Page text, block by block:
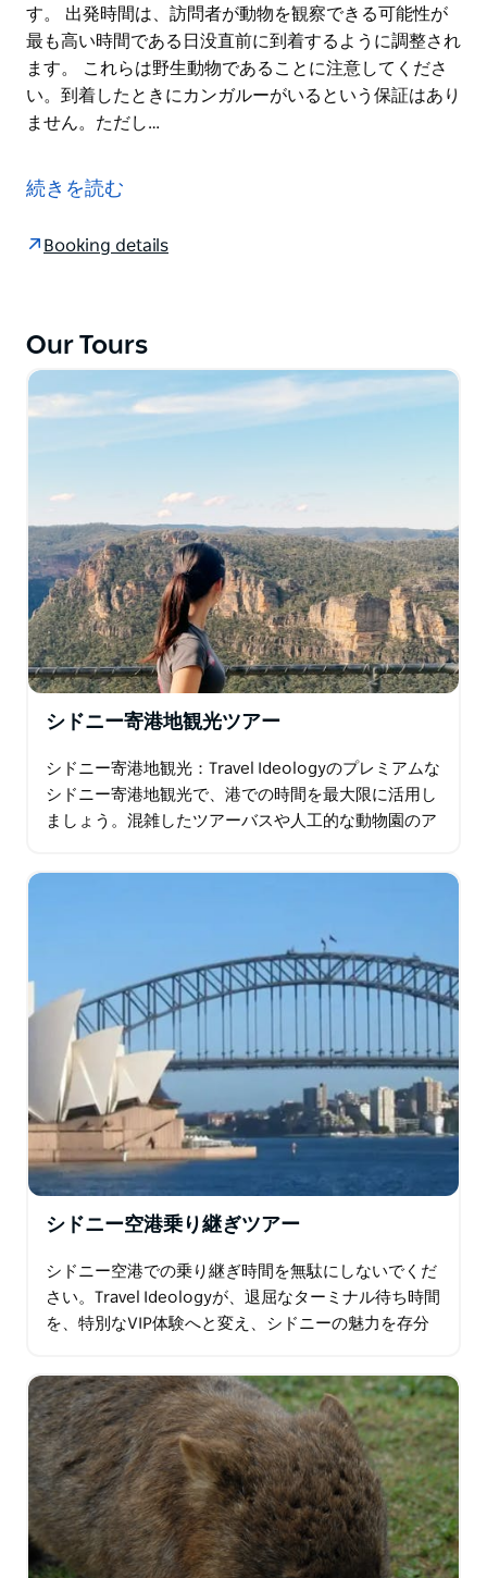
す。 出発時間は、訪問者が動物を観察できる可能性が
最も高い時間である日没直前に到着するように調整され
ます。 これらは野生動物であることに注意してくださ
い。到着したときにカンガルーがいるという保証はあり
ません。ただし…
カンガルーで知られる地域を探索します。彼らはブルー
マウンテンズやアウターシドニー、あるいはその代わり
ガルーが遊んだり、食べたり、伸びたり、引っ掻いた
る機会があるかもしれません。ガイドがオスとメスの見
分け方を教えてくれるので、これらの高度に知的な動物
について多くの興味深い事実を学ぶことができます。歩
き回ったり、彼らのふざけた行動を観察したり、写真を
への返却が含まれます。
出発時間は、訪問者が動物を観察できる可能性が最も高
い時間である日没直前に到着するように調整されます。
これらは野生動物であることに注意してください。到着
したときにカンガルーがいるという保証はありません。
ただし、カンガルーがいない場合は、別の機会に無料で
界中の人々に愛されています。このオーストラリアの象
徴であるこの自然の生息地を見なければ、シドニーへの
旅は完了しません。
続きを読む
Booking details
Our Tours
シドニー寄港地観光ツアー
シドニー寄港地観光：Travel Ideologyのプレミアムな
シドニー寄港地観光で、港での時間を最大限に活用し
ましょう。混雑したツアーバスや人工的な動物園のア
を呑むような海岸の景色に焦点を当てた…
シドニー空港乗り継ぎツアー
シドニー空港での乗り継ぎ時間を無駄にしないでくだ
さい。Travel Ideologyが、退屈なターミナル待ち時間
を、特別なVIP体験へと変え、シドニーの魅力を存分
が選ばれる理由： …